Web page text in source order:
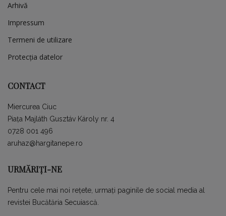
Arhivă
Impressum
Termeni de utilizare
Protecția datelor
CONTACT
Miercurea Ciuc
Piața Majláth Gusztáv Károly nr. 4
0728 001 496
aruhaz@hargitanepe.ro
URMĂRIȚI-NE
Pentru cele mai noi rețete, urmați paginile de social media al
revistei Bucătăria Secuiască.